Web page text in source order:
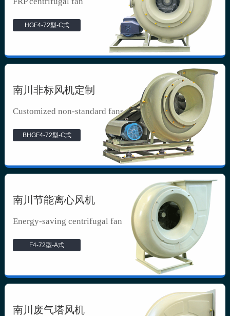
HGF4-72型-C式
南川非标风机定制
Customized non-standard fans
BHGF4-72型-C式
南川节能离心风机
Energy-saving centrifugal fan
F4-72型-A式
南川废气塔风机